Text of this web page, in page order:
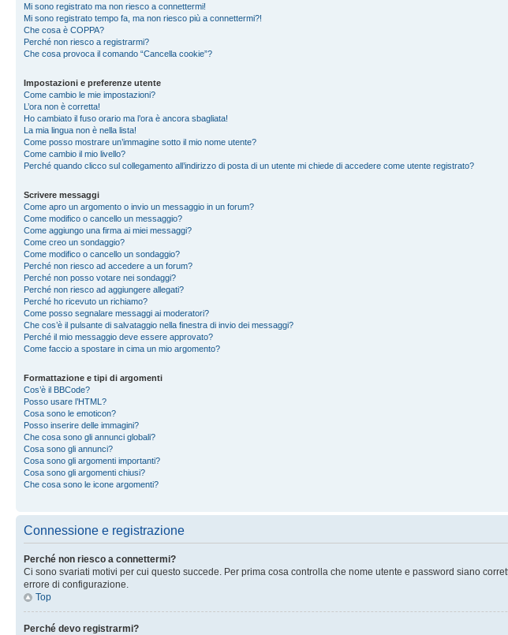
Mi sono registrato ma non riesco a connettermi!
Mi sono registrato tempo fa, ma non riesco più a connettermi?!
Che cosa è COPPA?
Perché non riesco a registrarmi?
Che cosa provoca il comando “Cancella cookie”?
Impostazioni e preferenze utente
Come cambio le mie impostazioni?
L’ora non è corretta!
Ho cambiato il fuso orario ma l’ora è ancora sbagliata!
La mia lingua non è nella lista!
Come posso mostrare un’immagine sotto il mio nome utente?
Come cambio il mio livello?
Perché quando clicco sul collegamento all’indirizzo di posta di un utente mi chiede di accedere come utente registrato?
Scrivere messaggi
Come apro un argomento o invio un messaggio in un forum?
Come modifico o cancello un messaggio?
Come aggiungo una firma ai miei messaggi?
Come creo un sondaggio?
Come modifico o cancello un sondaggio?
Perché non riesco ad accedere a un forum?
Perché non posso votare nei sondaggi?
Perché non riesco ad aggiungere allegati?
Perché ho ricevuto un richiamo?
Come posso segnalare messaggi ai moderatori?
Che cos’è il pulsante di salvataggio nella finestra di invio dei messaggi?
Perché il mio messaggio deve essere approvato?
Come faccio a spostare in cima un mio argomento?
Formattazione e tipi di argomenti
Cos’è il BBCode?
Posso usare l’HTML?
Cosa sono le emoticon?
Posso inserire delle immagini?
Che cosa sono gli annunci globali?
Cosa sono gli annunci?
Cosa sono gli argomenti importanti?
Cosa sono gli argomenti chiusi?
Che cosa sono le icone argomenti?
Connessione e registrazione
Perché non riesco a connettermi?
Ci sono svariati motivi per cui questo succede. Per prima cosa controlla che nome utente e password siano
errore di configurazione.
Top
Perché devo registrarmi?